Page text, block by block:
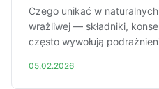
Czego unikać w
wrażliwej — składniki,
często wywołują
05.02.2026